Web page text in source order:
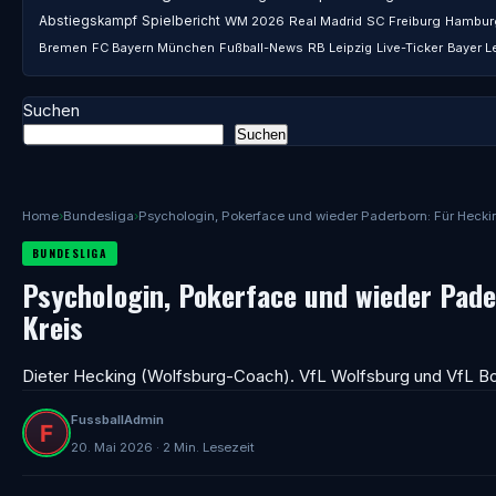
Home›Bundesliga›Psychologin, Pokerface und wieder Paderborn: Für
BUNDESLIGA
Psychologin, Pokerface und wieder
Kreis
Dieter Hecking (Wolfsburg-Coach). VfL Wolfsburg und VfL
FussballAdmin
20. Mai 2026 · 2 Min. Lesezeit
Abstiegskampf Spielbericht WM 2026 Real Madrid SC Freiburg
Bremen FC Bayern München Fußball-News RB Leipzig Live-Ticker Bayer
Suchen
Suchen